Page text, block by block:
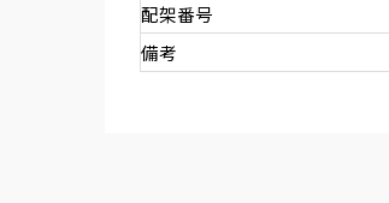
配架番号
備考